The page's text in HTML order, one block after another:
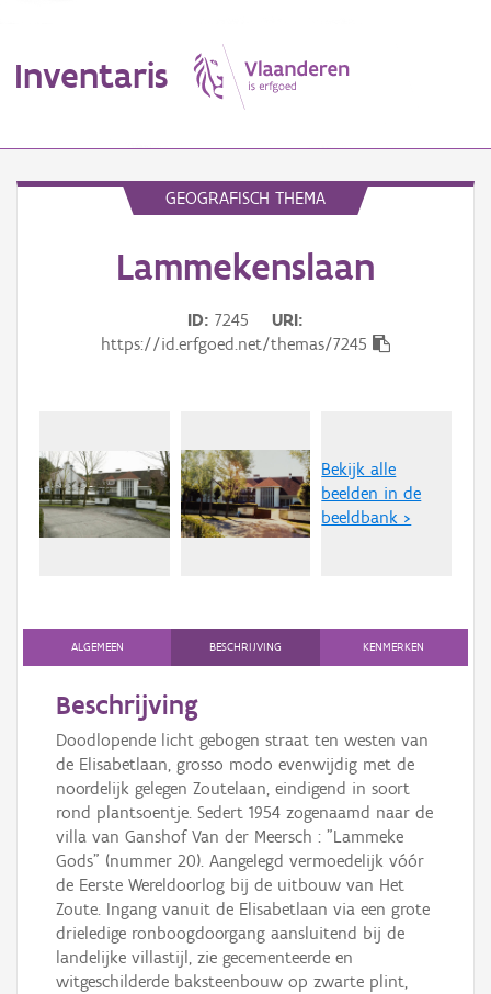
Inventaris
Gebeurtenis
Persoon of collectief
Aanmelden
GEOGRAFISCH THEMA
Lammekenslaan
ID 7245
URI
https://id.erfgoed.net/themas/7245
Bekijk alle
beelden in de
beeldbank >
ALGEMEEN BESCHRIJVING KENMERKEN
Beschrijving
Doodlopende licht gebogen straat ten westen van
de Elisabetlaan, grosso modo evenwijdig met de
noordelijk gelegen Zoutelaan, eindigend in soort
rond plantsoentje. Sedert 1954 zogenaamd naar de
villa van Ganshof Van der Meersch : "Lammeke
Gods" (nummer 20). Aangelegd vermoedelijk vóór
de Eerste Wereldoorlog bij de uitbouw van Het
Zoute. Ingang vanuit de Elisabetlaan via een grote
drieledige ronboogdoorgang aansluitend bij de
landelijke villastijl, zie gecementeerde en
witgeschilderde baksteenbouw op zwarte plint,